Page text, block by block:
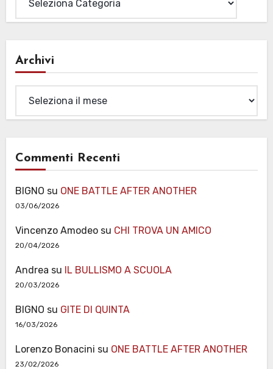
Archivi
Commenti Recenti
BIGNO su ONE BATTLE AFTER ANOTHER
03/06/2026
Vincenzo Amodeosu CHI TROVA UN AMICO
20/04/2026
Andrea su IL BULLISMO A SCUOLA
20/03/2026
BIGNO su GITE DI QUINTA
16/03/2026
Lorenzo Bonacini su ONE BATTLE AFTER ANOTHER
23/02/2026